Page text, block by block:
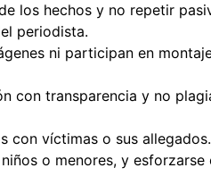
los hechos y no repetir
periodista.
ni participan en
con transparencia y no
con víctimas o sus
o menores, y